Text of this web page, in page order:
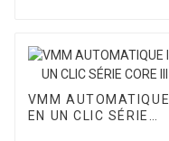
VMM AUTOMATIQUE
EN UN CLIC SÉRIE